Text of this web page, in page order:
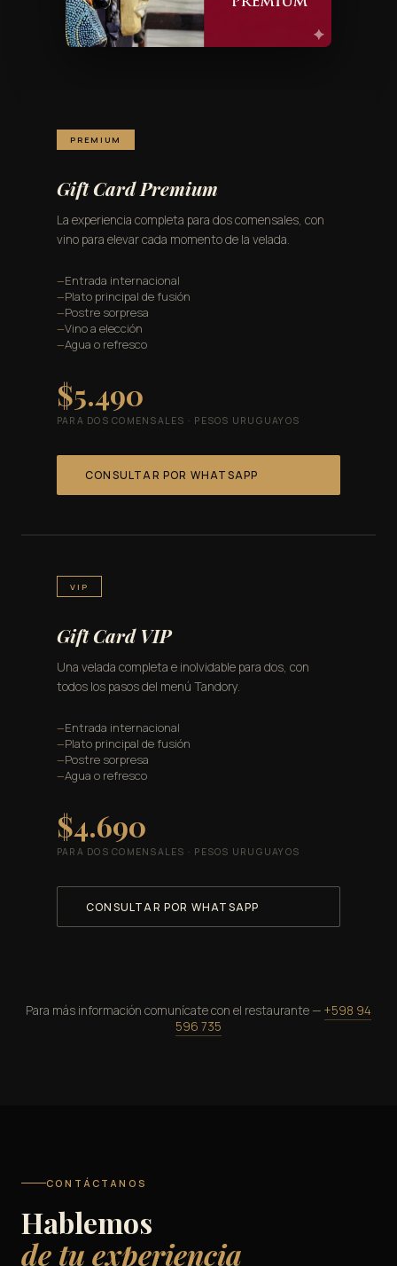
PREMIUM
Gift Card Premium
La experiencia completa para dos comensales, con
vino para elevar cada momento de la velada.
Entrada internacional
Plato principal de fusión
Postre sorpresa
Vino a elección
Agua o refresco
$5.490
PARA DOS COMENSALES · PESOS URUGUAYOS
CONSULTAR POR WHATSAPP
VIP
Gift Card VIP
Una velada completa e inolvidable para dos, con
todos los pasos del menú Tandory.
Entrada internacional
Plato principal de fusión
Postre sorpresa
Agua o refresco
$4.690
PARA DOS COMENSALES · PESOS URUGUAYOS
CONSULTAR POR WHATSAPP
Para más información comunícate con el restaurante — +598 94
596 735
CONTÁCTANOS
Hablemos
de tu experiencia